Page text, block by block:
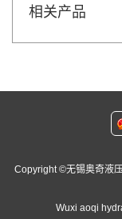
相关产品
Copyright ©无锡奥奇液
Wuxi aoqi